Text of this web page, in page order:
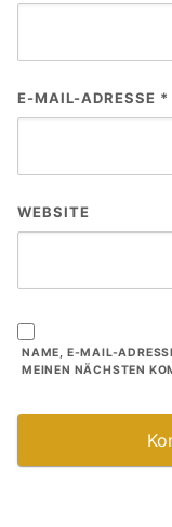
E-MAIL-ADRESSE *
WEBSITE
NAME, E-MAIL-
MEINEN NÄCHSTEN